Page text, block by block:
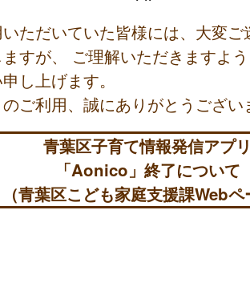
ただいていた皆様には、大変
すが、 ご理解いただきますよ
し上げます。
ご利用、誠にありがとうござい
青葉区子育て情報発信アプ
「Aonico」終了について
（青葉区こども家庭支援課Web